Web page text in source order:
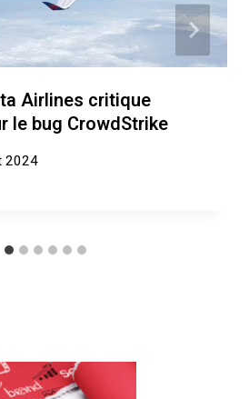
Airlines critique
le bug CrowdStrike
2024